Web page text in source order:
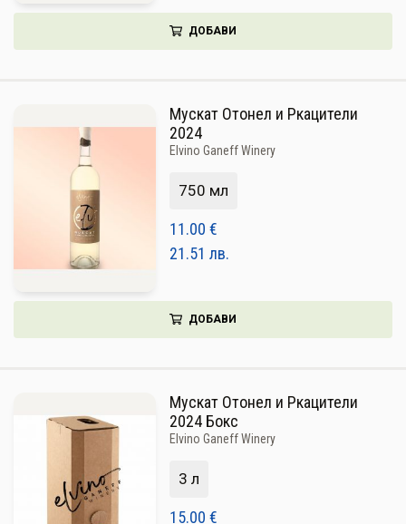
ДОБАВИ
Мускат Отонел и Ркацители
2024
Elvino Ganeff Winery
750 мл
11.00 €
21.51 лв.
ДОБАВИ
Мускат Отонел и Ркацители
2024 Бокс
Elvino Ganeff Winery
3 л
15.00 €